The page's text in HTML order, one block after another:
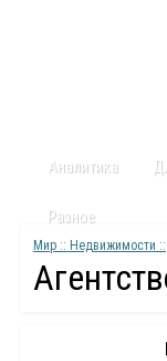
Аналитика
Разное
Мир :: Недвижимости ::